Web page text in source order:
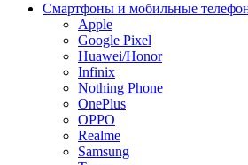
Смартфоны и мобильные
Apple
Google Pixel
Huawei/Honor
Infinix
Nothing Phone
OnePlus
OPPO
Realme
Samsung